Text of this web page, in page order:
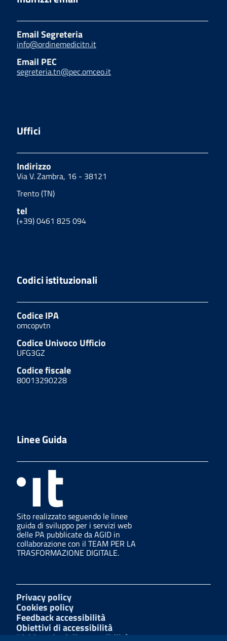
Email Segreteria
info@ordinemedicitn.it
Email PEC
segreteria.tn@pec.omceo.it
Uffici
Indirizzo
Via V. Zambra, 16 - 38121
Trento (TN)
tel
(+39) 0461 825 094
Codici istituzionali
Codice IPA
omcopvtn
Codice Univoco Ufficio
UFG3GZ
Codice fiscale
80013290228
Linee Guida
Sito realizzato seguendo le linee
guida di sviluppo per i servizi web
delle PA pubblicate da AGID in
collaborazione con il TEAM PER LA
TRASFORMAZIONE DIGITALE.
Privacy policy
Cookies policy
Feedback accessibilità
Obiettivi di accessibilità
Dichiarazioni di accessibilità